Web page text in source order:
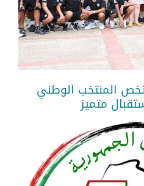
المنتخب الوطني
متميز